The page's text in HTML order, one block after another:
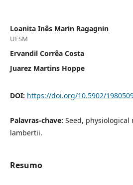
Loanita Inês Marin Ragagnin
UFSM
Ervandil Corrêa Costa
Juarez Martins Hoppe
DOI: https://doi.org/10.5902/
Palavras-chave: Seed, physiological
lambertii.
Resumo